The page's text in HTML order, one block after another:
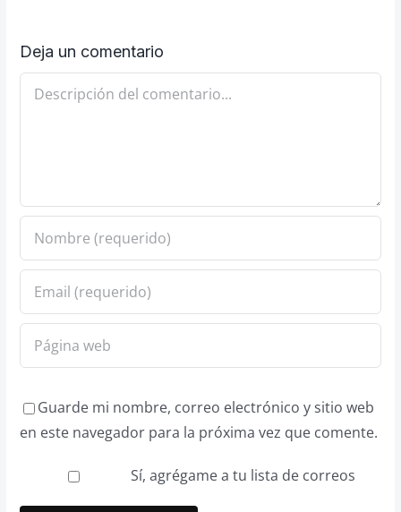
Deja un comentario
Comentario
Guarde mi nombre, correo electrónico y sitio web
en este navegador para la próxima vez que comente.
Sí, agrégame a tu lista de correos